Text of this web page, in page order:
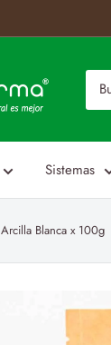
Sistemas
Arcilla Blanca x 100g